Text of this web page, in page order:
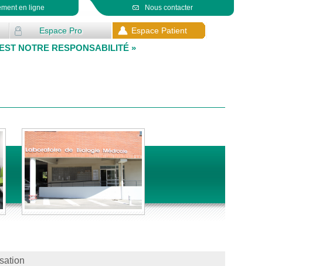
Nous contacter
en ligne
Espace Pro Espace Patient
NOTRE RESPONSABILITÉ »